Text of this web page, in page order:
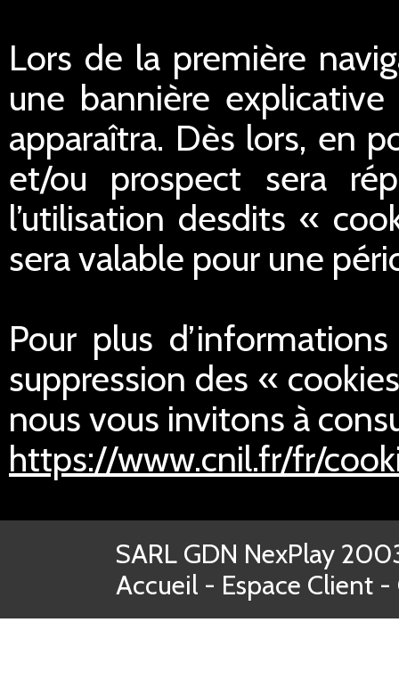
Lors de la première
une bannière
apparaîtra. Dès lors, en
et/ou prospect sera
l’utilisation desdits «
sera valable pour une
Pour plus
suppression des «
nous vous invitons à
https://www.cnil.fr/fr/
SARL GDN NexPlay
Accueil - Espace Client -